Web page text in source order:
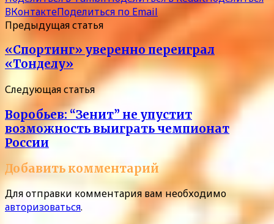
ВКонтактеПоделиться по Email
Предыдущая статья
«Спортинг» уверенно переиграл
«Тонделу»
Следующая статья
Воробьев: “Зенит” не упустит
возможность выиграть чемпионат
России
Добавить комментарий
Для отправки комментария вам необходимо
авторизоваться.